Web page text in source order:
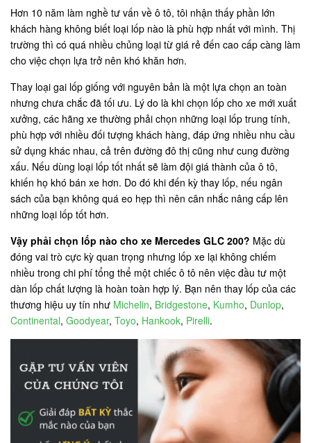
Hơn 10 năm làm nghề tư vấn về ô tô, tôi nhận thấy phần lớn
khách hàng không biết loại lốp nào là phù hợp nhất với mình. Thị
trường thì có quá nhiều chủng loại từ giá rẻ đến cao cấp càng làm
cho việc chọn lựa trở nên khó khăn hơn.
Thay loại gai lốp giống với nguyên bản là một lựa chọn an toàn
nhưng chưa chắc đã tối ưu. Lý do là khi chọn lốp cho xe mới xuất
xưởng, các hãng xe thường phải chọn những loại lốp trung tính,
phù hợp với nhiều đối tượng khách hàng, đáp ứng nhiều nhu cầu
sử dụng khác nhau, cả trên đường đô thị cũng như cung đường
xấu. Nếu dùng loại lốp tốt nhất sẽ làm đội giá thành của ô tô,
khiến họ khó bán xe hơn. Do đó khi đến kỳ thay lốp, nếu ngân
sách của bạn không quá eo hẹp thì nên cân nhắc nâng cấp lên
những loại lốp tốt hơn.
Vậy phải chọn lốp nào cho xe Mercedes GLC 200? Mặc dù
đóng vai trò cực kỳ quan trọng nhưng lốp xe lại không chiếm
nhiều trong chi phí tổng thể một chiếc ô tô nên việc đầu tư một
dàn lốp chất lượng là hoàn toàn hợp lý. Bạn nên thay lốp của các
thương hiệu uy tín như Michelin, Bridgestone, Kumho, Dunlop,
Continental, Goodyear, Toyo, Hankook, Pirelli.